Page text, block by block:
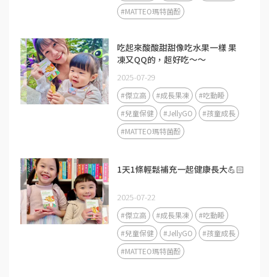
#MATTEO瑪特菌酚
吃起來酸酸甜甜像吃水果一樣 果
凍又QQ的，超好吃～～
2025-07-29
#傑立高 #成長果凍
#吃動睡
#兒童保健
#JellyGO
#孩童成長
#MATTEO瑪特菌酚
1天1條輕鬆補充一起健康長大💪🏻
2025-07-22
#傑立高 #成長果凍
#吃動睡
#兒童保健
#JellyGO
#孩童成長
#MATTEO瑪特菌酚